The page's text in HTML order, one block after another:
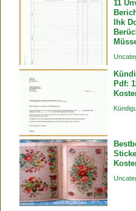
11
Ihk
Pdf: